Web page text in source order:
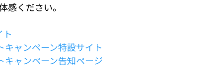
感ください。
ト
キャンペーン特設サイト
キャンペーン告知ページ